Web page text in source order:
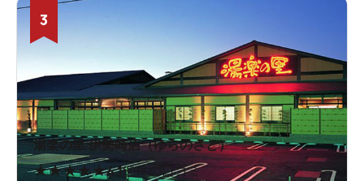
3
湯楽の里 伊勢崎店（ゆらのさと）
★★★★★4.180件の口コミ